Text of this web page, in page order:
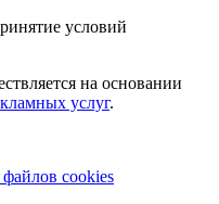
условий
на основании
услуг.
cookies